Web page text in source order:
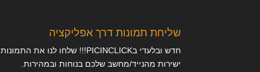
שליחת תמונות דרך אפליקציה
חדש ובלעדי בPICINCLICK!!! שלחו לנו את התמונות
ישירות מהנייד/מחשב שלכם בנוחות ובמהירות.